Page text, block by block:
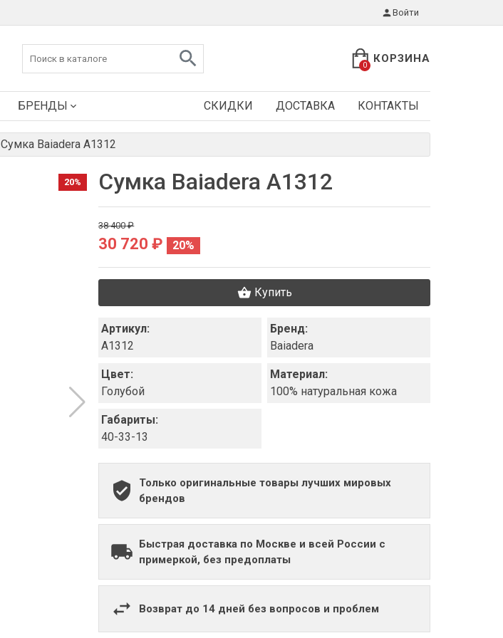
Войти
КОРЗИНА
0
БРЕНДЫ СКИДКИ ДОСТАВКА КОНТАКТЫ
Сумка Baiadera A1312
20% Сумка Baiadera A1312
38 400 ₽
30 720 ₽ 20%
Купить
Артикул:
A1312
Бренд:
Baiadera
Цвет:
Голубой
Материал:
100% натуральная кожа
Габариты:
40-33-13
Только оригинальные товары лучших мировых
брендов
Быстрая доставка по Москве и всей России с
примеркой, без предоплаты
Возврат до 14 дней без вопросов и проблем